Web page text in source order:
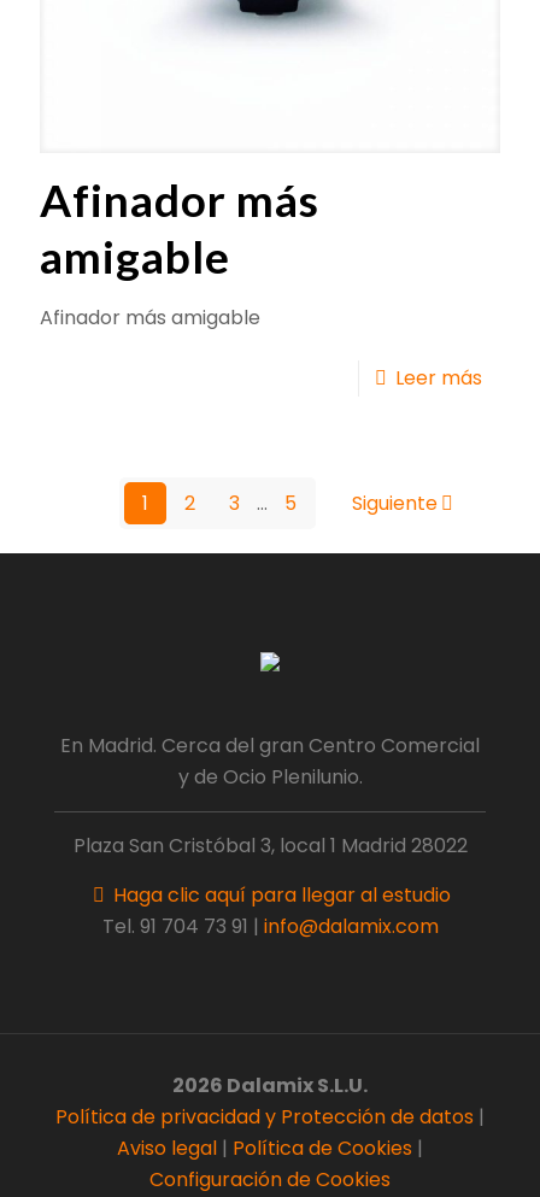
Afinador más
amigable
Afinador más amigable
Leer más
1 2 3 ... 5 Siguiente
En Madrid. Cerca del gran Centro Comercial
y de Ocio Plenilunio.
Plaza San Cristóbal 3, local 1 Madrid 28022
Haga clic aquí para llegar al estudio
Tel. 91 704 73 91 | info@dalamix.com
2026 Dalamix S.L.U.
Política de privacidad y Protección de datos |
Aviso legal | Política de Cookies |
Configuración de Cookies